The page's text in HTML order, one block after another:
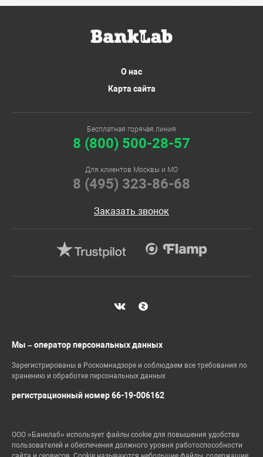
О нас
Карта сайта
Бесплатная горячая линия
8 (800) 500-28-57
Для клиентов Москвы и МО
8 (495) 323-86-68
Заказать звонок
Мы – оператор персональных данных
Зарегистрированы в Роскомнадзоре и соблюдаем все требования по
хранению и обработке персональных данных
регистрационный номер 66-19-006162
ООО «Банклаб» использует файлы cookie для повышения удобства
пользователей и обеспечения должного уровня работоспособности